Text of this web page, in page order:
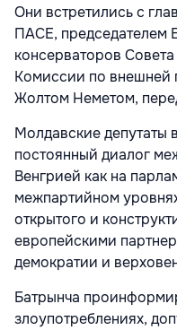
Они встретились с
ПАСЕ, председателем
консерваторов
Комиссии по внешней
Жолтом Неметом,
Молдавские депутаты
постоянный диалог
Венгрией как на
межпартийном
открытого и
европейскими
демократии и
Батрынча
злоупотреблениях,